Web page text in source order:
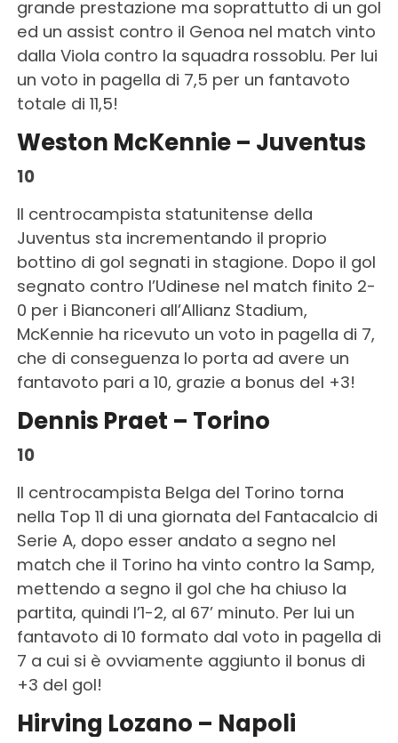
grande prestazione ma soprattutto di un gol
ed un assist contro il Genoa nel match vinto
dalla Viola contro la squadra rossoblu. Per lui
un voto in pagella di 7,5 per un fantavoto
totale di 11,5!
Weston McKennie – Juventus
10
Il centrocampista statunitense della
Juventus sta incrementando il proprio
bottino di gol segnati in stagione. Dopo il gol
segnato contro l’Udinese nel match finito 2-
0 per i Bianconeri all’Allianz Stadium,
McKennie ha ricevuto un voto in pagella di 7,
che di conseguenza lo porta ad avere un
fantavoto pari a 10, grazie a bonus del +3!
Dennis Praet – Torino
10
Il centrocampista Belga del Torino torna
nella Top 11 di una giornata del Fantacalcio di
Serie A, dopo esser andato a segno nel
match che il Torino ha vinto contro la Samp,
mettendo a segno il gol che ha chiuso la
partita, quindi l’1-2, al 67’ minuto. Per lui un
fantavoto di 10 formato dal voto in pagella di
7 a cui si è ovviamente aggiunto il bonus di
+3 del gol!
Hirving Lozano – Napoli